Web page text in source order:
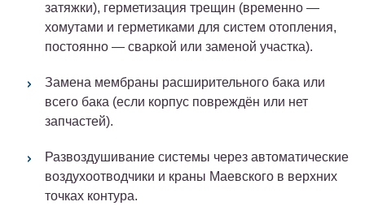
затяжки), герметизация трещин (временно —
хомутами и герметиками для систем отопления,
постоянно — сваркой или заменой участка).
Замена мембраны расширительного бака или
всего бака (если корпус повреждён или нет
запчастей).
Развоздушивание системы через автоматические
воздухоотводчики и краны Маевского в верхних
точках контура.